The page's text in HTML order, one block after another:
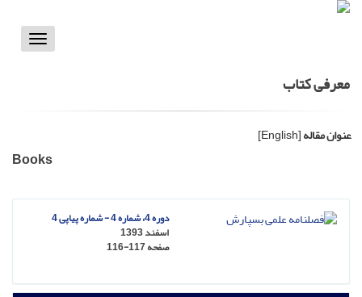
Toggle
معرفی کتاب
عنوان مقاله[English]
Books
دوره 4، شماره 4 - شماره پیاپی 4
اسفند 1393
صفحه116-117